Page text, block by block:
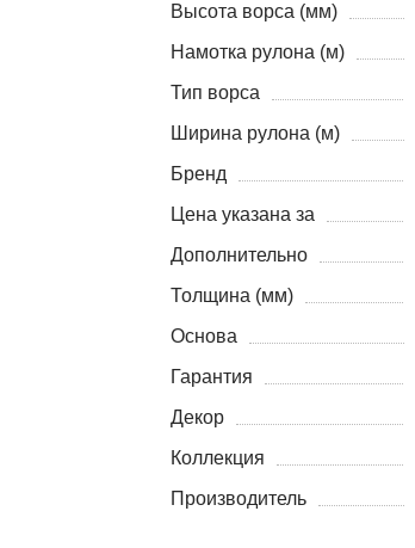
Высота ворса (мм)
Намотка рулона (м)
Тип ворса
Ширина рулона (м)
Бренд
Цена указана за
Дополнительно
Толщина (мм)
Основа
Гарантия
Декор
Коллекция
Производитель